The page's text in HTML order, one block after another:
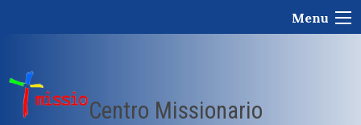
Menu
Centro Missionario